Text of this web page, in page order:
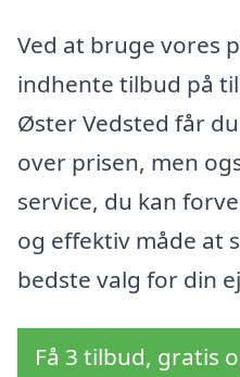
Ved at bruge vores
indhente tilbud på
Øster Vedsted får
over prisen, men
service, du kan
og effektiv måde at
bedste valg for din
Få 3 tilbud, gratis